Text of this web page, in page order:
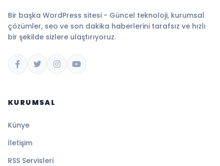
Bir başka WordPress sitesi - Güncel teknoloji, kurumsal
çözümler, seo ve son dakika haberlerini tarafsız ve hızlı
bir şekilde sizlere ulaştırıyoruz.
KURUMSAL
Künye
İletişim
RSS Servisleri